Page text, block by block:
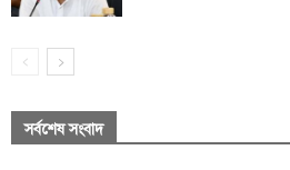
সর্বশেষ সংবাদ